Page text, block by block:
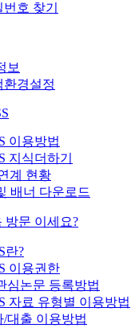
번호 찾기
보
환경설정
이용방법
지식더하기
계 현황
배너 다운로드
방문 이세요?
란?
이용권한
심논문 등록방법
자료 유형별 이용방법
/대출 이용방법